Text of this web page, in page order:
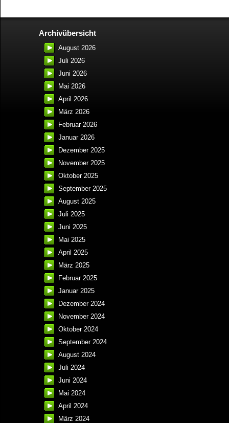
Archivübersicht
August 2026
Juli 2026
Juni 2026
Mai 2026
April 2026
März 2026
Februar 2026
Januar 2026
Dezember 2025
November 2025
Oktober 2025
September 2025
August 2025
Juli 2025
Juni 2025
Mai 2025
April 2025
März 2025
Februar 2025
Januar 2025
Dezember 2024
November 2024
Oktober 2024
September 2024
August 2024
Juli 2024
Juni 2024
Mai 2024
April 2024
März 2024